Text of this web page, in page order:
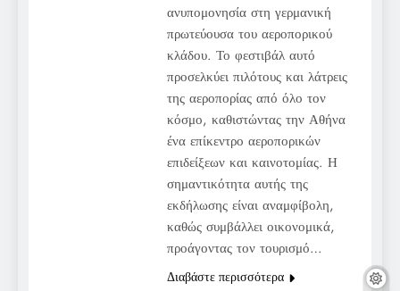
ανυπομονησία στη γερμανική
πρωτεύουσα του αεροπορικού
κλάδου. Το φεστιβάλ αυτό
προσελκύει πιλότους και λάτρεις
της αεροπορίας από όλο τον
κόσμο, καθιστώντας την Αθήνα
ένα επίκεντρο αεροπορικών
επιδείξεων και καινοτομίας. Η
σημαντικότητα αυτής της
εκδήλωσης είναι αναμφίβολη,
καθώς συμβάλλει οικονομικά,
προάγοντας τον τουρισμό…
Διαβάστε περισσότερα